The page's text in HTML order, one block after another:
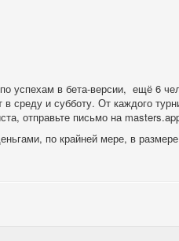
успехам в бета-версии, ещё 6
среду и субботу. От каждого
отправьте письмо на
по крайней мере, в